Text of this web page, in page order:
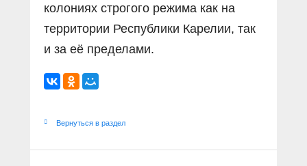
колониях строгого режима как на
территории Республики Карелии, так
и за её пределами.
Вернуться в раздел